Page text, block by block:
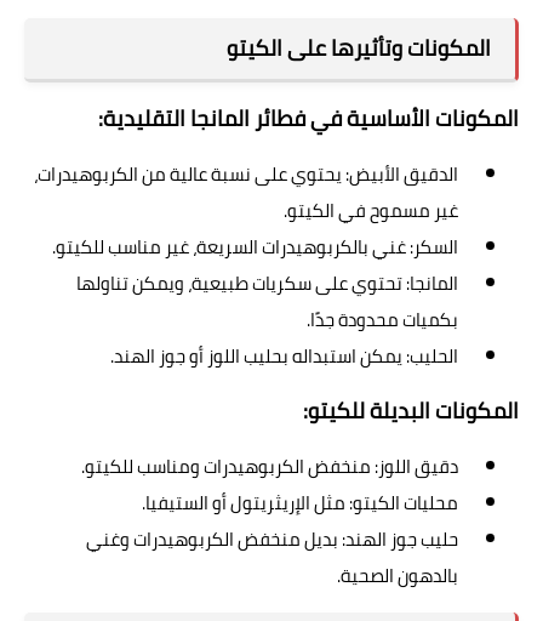
المكونات وتأثيرها على الكيتو
المكونات الأساسية في فطائر المانجا التقليدية:
الدقيق الأبيض: يحتوي على نسبة عالية من الكربوهيدرات،
غير مسموح في الكيتو.
السكر: غني بالكربوهيدرات السريعة، غير مناسب للكيتو.
المانجا: تحتوي على سكريات طبيعية، ويمكن تناولها
بكميات محدودة جدًا.
الحليب: يمكن استبداله بحليب اللوز أو جوز الهند.
المكونات البديلة للكيتو:
دقيق اللوز: منخفض الكربوهيدرات ومناسب للكيتو.
محليات الكيتو: مثل الإريثريتول أو الستيفيا.
حليب جوز الهند: بديل منخفض الكربوهيدرات وغني
بالدهون الصحية.